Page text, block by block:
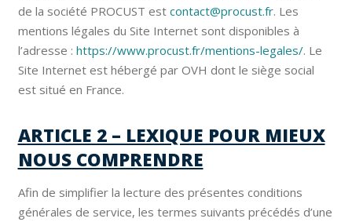
de la société PROCUST estcontact@procust.fr. Les
mentions légales du Site Internet sont disponibles à
l’adresse : https://www.procust.fr/mentions-legales/. Le
Site Internet est hébergé par OVH dont le siège social
est situé en France.
ARTICLE 2 – LEXIQUE POUR MIEUX
NOUS COMPRENDRE
Afin de simplifier la lecture des présentes conditions
générales de service, les termes suivants précédés d’une